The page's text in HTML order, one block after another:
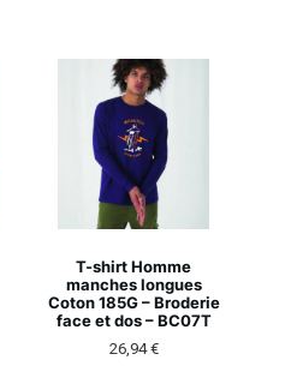
T-shirt Homme
manches longues
Coton 185G – Broderie
face et dos – BC07T
26,94€